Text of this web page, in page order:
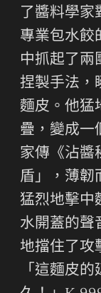
了醬料學
專業包水餃
中抓起了兩
捏製手法，
麵皮。他猛
疊，變成一
家傳《沾醬
盾」，薄韌
猛烈地擊中
水開蓋的聲
地擋住了攻
「這麵皮